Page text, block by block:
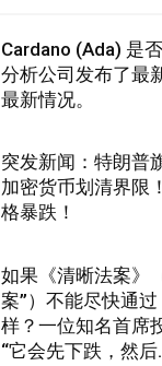
Cardano (Ada) 是
分析公司发布了最
最新情况。
突发新闻：特朗普
加密货币划清界限
格暴跌！
如果《清晰法案》
案”）不能尽快通
样？一位知名首席
“它会先下跌，然后